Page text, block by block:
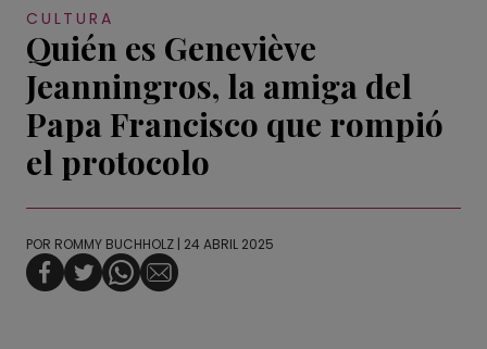
CULTURA
Quién es Geneviève
Jeanningros, la amiga del
Papa Francisco que rompió
el protocolo
POR ROMMY BUCHHOLZ | 24 ABRIL 2025